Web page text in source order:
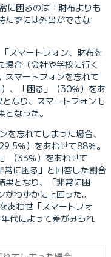
に困るのは「財布よりも
たずには外出ができな
スマートフォン、財布を
場合（会社や学校に行く
スマートフォンを忘れて
、「困る」（30％）をあ
なり、スマートフォンも
なった。
忘れてしまった場合、
％）をあわせて88％。
（33％）をあわせて
に困る」と回答した割合
果となり、「非常に困
わずかに上回った。
あわせ「スマートフォ
代によって差がみられ